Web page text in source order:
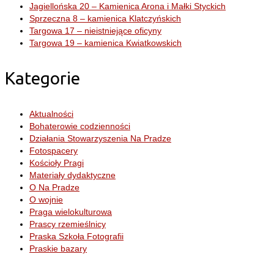
Jagiellońska 20 – Kamienica Arona i Małki Styckich
Sprzeczna 8 – kamienica Klatczyńskich
Targowa 17 – nieistniejące oficyny
Targowa 19 – kamienica Kwiatkowskich
Kategorie
Aktualności
Bohaterowie codzienności
Działania Stowarzyszenia Na Pradze
Fotospacery
Kościoły Pragi
Materiały dydaktyczne
O Na Pradze
O wojnie
Praga wielokulturowa
Prascy rzemieślnicy
Praska Szkoła Fotografii
Praskie bazary